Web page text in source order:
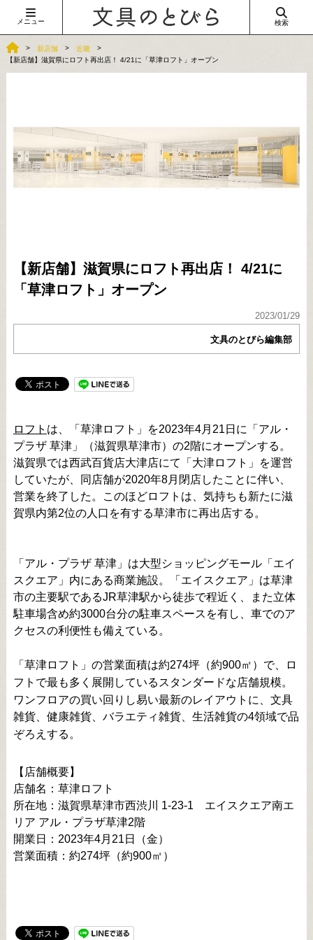
メニュー 検索
新店舗
近畿
【新店舗】滋賀県にロフト再出店！ 4/21に「草津ロフト」オープン
【新店舗】滋賀県にロフト再出店！ 4/21に
「草津ロフト」オープン
2023/01/29
文具のとびら編集部
ロフト は、「草津ロフト」を2023年4月21日に「アル・
プラザ 草津」（滋賀県草津市）の2階にオープンする。
滋賀県では西武百貨店大津店にて「大津ロフト」を運営
していたが、同店舗が2020年8月閉店したことに伴い、
営業を終了した。このほどロフトは、気持ちも新たに滋
賀県内第2位の人口を有する草津市に再出店する。
「アル・プラザ 草津」は大型ショッピングモール「エイ
スクエア」内にある商業施設。「エイスクエア」は草津
市の主要駅であるJR草津駅から徒歩で程近く、また立体
駐車場含め約3000台分の駐車スペースを有し、車でのア
クセスの利便性も備えている。
「草津ロフト」の営業面積は約274坪（約900㎡）で、ロ
フトで最も多く展開しているスタンダードな店舗規模。
ワンフロアの買い回りし易い最新のレイアウトに、文具
雑貨、健康雑貨、バラエティ雑貨、生活雑貨の4領域で品
ぞろえする。
【店舗概要】
店舗名：草津ロフト
所在地：滋賀県草津市西渋川 1-23-1 エイスクエア南エ
リア アル・プラザ草津2階
開業日：2023年4月21日（金）
営業面積：約274坪（約900㎡）